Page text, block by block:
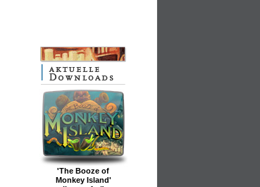
'The Booze of
Monkey Island'